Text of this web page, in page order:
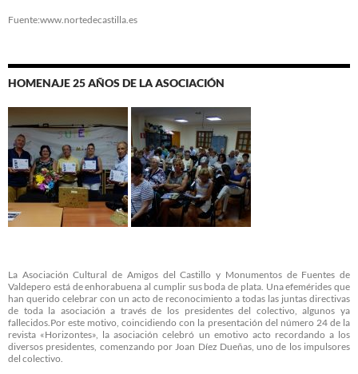
Fuente:www.nortedecastilla.es
HOMENAJE 25 AÑOS DE LA ASOCIACIÓN
La Asociación Cultural de Amigos del Castillo y Monumentos de Fuentes de
Valdepero está de enhorabuena al cumplir sus boda de plata. Una efemérides que
han querido celebrar con un acto de reconocimiento a todas las juntas directivas
de toda la asociación a través de los presidentes del colectivo, algunos ya
fallecidos.Por este motivo, coincidiendo con la presentación del número 24 de la
revista «Horizontes», la asociación celebró un emotivo acto recordando a los
diversos presidentes, comenzando por Joan Díez Dueñas, uno de los impulsores
del colectivo.